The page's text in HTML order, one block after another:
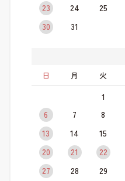
23
24 25
30
31
日
月 火
1
6
7 8
13
14 15
20
21 22
27
28 29